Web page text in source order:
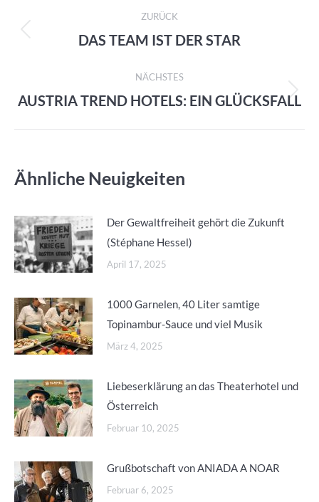
ZURÜCK
Vorheriger
DAS TEAM IST DER STAR
NÄCHSTES
Nächster
AUSTRIA TREND HOTELS: EIN GLÜCKSFALL
Ähnliche Neuigkeiten
Der Gewaltfreiheit gehört die Zukunft
(Stéphane Hessel)
April 17, 2025
1000 Garnelen, 40 Liter samtige
Topinambur-Sauce und viel Musik
März 4, 2025
Liebeserklärung an das Theaterhotel und
Österreich
Februar 10, 2025
Grußbotschaft von ANIADA A NOAR
Februar 6, 2025